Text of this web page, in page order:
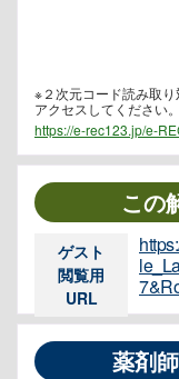
※２次元コード読み取
アクセスしてください。
https://e-rec123.jp/e-
この
ゲスト
閲覧用
URL
薬剤